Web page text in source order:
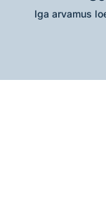
Iga arvamus